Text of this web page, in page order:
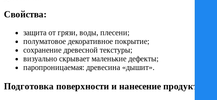
Свойства:
защита от грязи, воды, плесени;
полуматовое декоративное покрытие;
сохранение древесной текстуры;
визуально скрывает маленькие дефекты;
паропроницаемая: древесина «дышит».
Подготовка поверхности и нанесение продукта: